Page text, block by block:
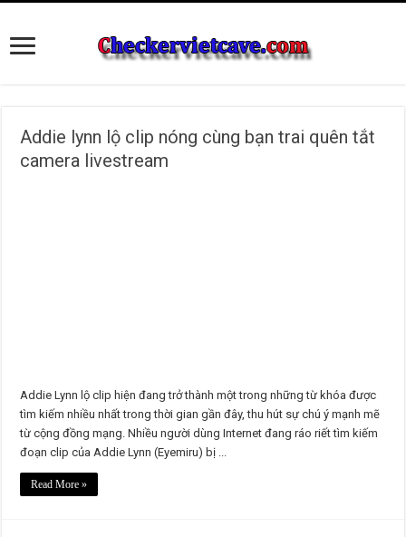
Addie lynn lộ clip nóng cùng bạn trai quên tắt
camera livestream
Addie Lynn lộ clip hiện đang trở thành một trong những từ khóa được
tìm kiếm nhiều nhất trong thời gian gần đây, thu hút sự chú ý mạnh mẽ
từ cộng đồng mạng. Nhiều người dùng Internet đang ráo riết tìm kiếm
đoạn clip của Addie Lynn (Eyemiru) bị ...
Read More »